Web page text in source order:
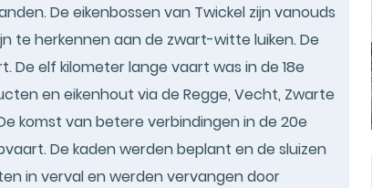
De eikenbossen van Twickel zijn vanouds
te herkennen aan de zwart-witte luiken. De
De elf kilometer lange vaart was in de 18e
en eikenhout via de Regge, Vecht, Zwarte
komst van betere verbindingen in de 20e
De kaden werden beplant en de sluizen
in verval en werden vervangen door